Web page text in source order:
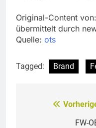
Original-Content
übermittelt durch
Quelle: ots
Tagged: Brand
FW-